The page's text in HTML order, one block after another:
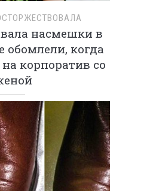
насмешки в
обомлели, когда
корпоратив со